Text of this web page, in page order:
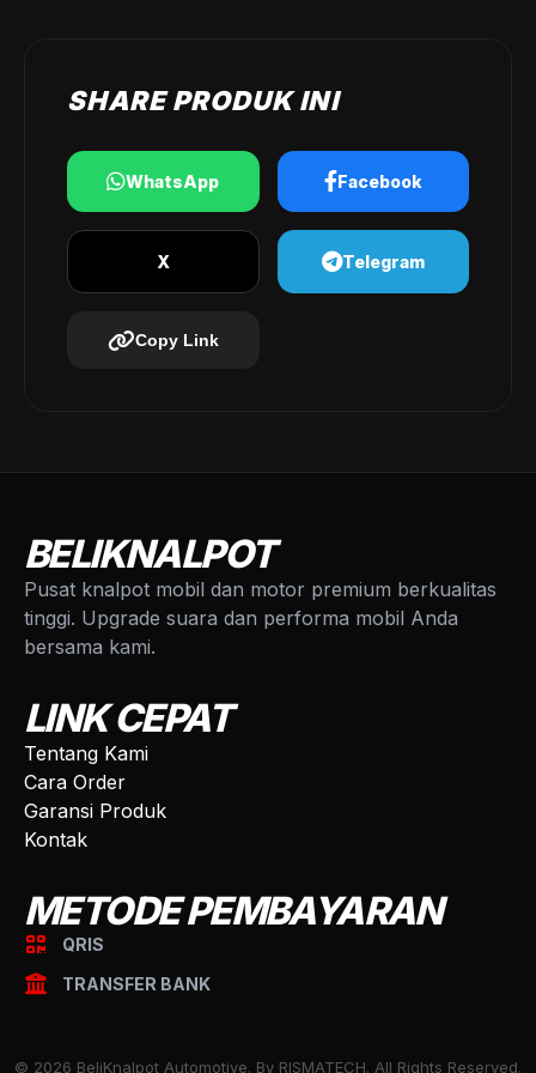
SHARE PRODUK INI
WhatsApp Facebook
X Telegram
Copy Link
BELIKNALPOT
Pusat knalpot mobil dan motor premium berkualitas
tinggi. Upgrade suara dan performa mobil Anda
bersama kami.
LINK CEPAT
Tentang Kami
Cara Order
Garansi Produk
Kontak
METODE PEMBAYARAN
QRIS
TRANSFER BANK
© 2026 BeliKnalpot Automotive. By RISMATECH. All Rights Reserved.